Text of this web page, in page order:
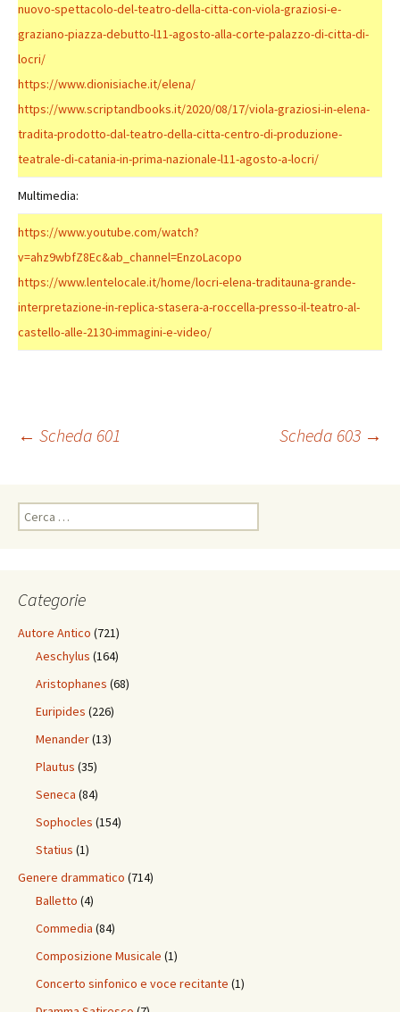
nuovo-spettacolo-del-teatro-della-citta-con-viola-graziosi-e-
graziano-piazza-debutto-l11-agosto-alla-corte-palazzo-di-citta-di-
locri/
https://www.dionisiache.it/elena/
https://www.scriptandbooks.it/2020/08/17/viola-graziosi-in-elena-
tradita-prodotto-dal-teatro-della-citta-centro-di-produzione-
teatrale-di-catania-in-prima-nazionale-l11-agosto-a-locri/
Multimedia:
https://www.youtube.com/watch?
v=ahz9wbfZ8Ec&ab_channel=EnzoLacopo
https://www.lentelocale.it/home/locri-elena-traditauna-grande-
interpretazione-in-replica-stasera-a-roccella-presso-il-teatro-al-
castello-alle-2130-immagini-e-video/
Navigazione
articolo
← Scheda 601 Scheda 603 →
Ricerca
per:
Categorie
Autore Antico (721)
Aeschylus (164)
Aristophanes (68)
Euripides (226)
Menander(13)
Plautus (35)
Seneca (84)
Sophocles (154)
Statius (1)
Genere drammatico (714)
Balletto (4)
Commedia (84)
Composizione Musicale (1)
Concerto sinfonico e voce recitante (1)